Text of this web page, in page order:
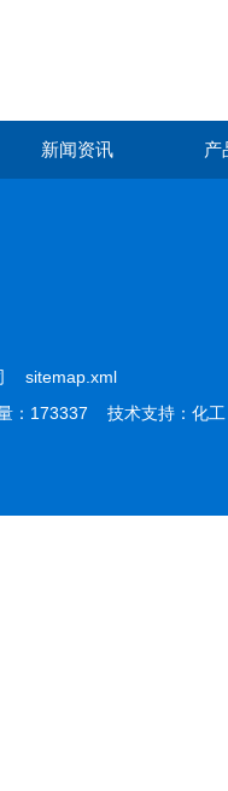
新闻资讯 产
sitemap.xml
：173337 技术支持： 化工